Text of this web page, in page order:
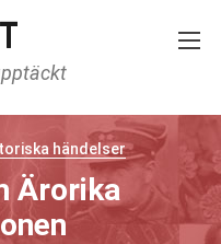
händelser
Ärorika